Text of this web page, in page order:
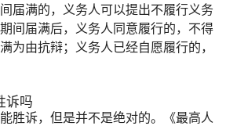
届满的，义务人可以提出不履行义务
间届满后，义务人同意履行的，不得
为由抗辩；义务人已经自愿履行的，
诉吗
胜诉，但是并不是绝对的。《最高人